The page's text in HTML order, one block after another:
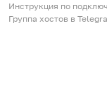
Инструкция по
Группа хостов в